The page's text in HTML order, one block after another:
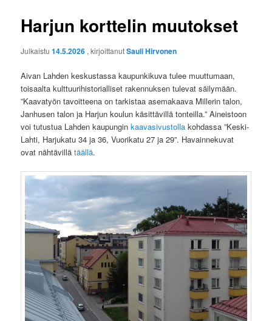
Harjun korttelin muutokset
Julkaistu14.5.2026 , kirjoittanutSauli Hirvonen
Aivan Lahden keskustassa kaupunkikuva tulee muuttumaan,
toisaalta kulttuurihistorialliset rakennuksen tulevat säilymään.
”Kaavatyön tavoitteena on tarkistaa asemakaava Millerin talon,
Janhusen talon ja Harjun koulun käsittävillä tonteilla.” Aineistoon
voi tutustua Lahden kaupunginkaavasivustolla kohdassa ”Kes­ki-
Lah­ti, Har­ju­ka­tu 34 ja 36, Vuo­ri­ka­tu 27 ja 29”. Havainnekuvat
ovat nähtävillätäällä.